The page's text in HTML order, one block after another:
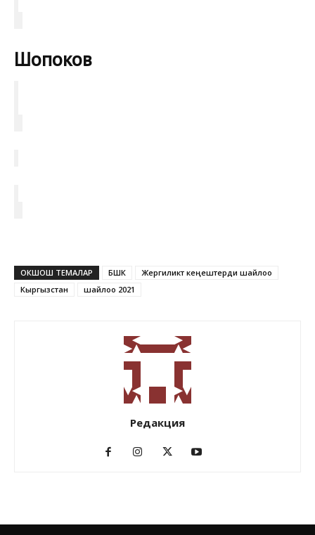
Шопоков
ОКШОШ ТЕМАЛАР БШК
Жергиликтүү кеңештерди шайлоо
Кыргызстан
шайлоо 2021
Редакция